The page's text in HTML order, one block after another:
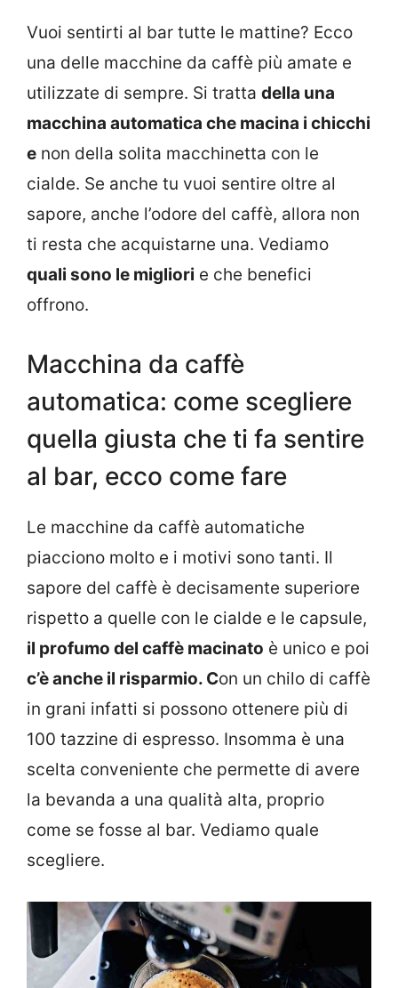
Vuoi sentirti al bar tutte le mattine? Ecco
una delle macchine da caffè più amate e
utilizzate di sempre. Si tratta della una
macchina automatica che macina i chicchi
e non della solita macchinetta con le
cialde. Se anche tu vuoi sentire oltre al
sapore, anche l’odore del caffè, allora non
ti resta che acquistarne una. Vediamo
quali sono le migliori e che benefici
offrono.
Macchina da caffè
automatica: come scegliere
quella giusta che ti fa sentire
al bar, ecco come fare
Le macchine da caffè automatiche
piacciono molto e i motivi sono tanti. Il
sapore del caffè è decisamente superiore
rispetto a quelle con le cialde e le capsule,
il profumo del caffè macinato è unico e poi
c’è anche il risparmio. Con un chilo di caffè
in grani infatti si possono ottenere più di
100 tazzine di espresso. Insomma è una
scelta conveniente che permette di avere
la bevanda a una qualità alta, proprio
come se fosse al bar. Vediamo quale
scegliere.